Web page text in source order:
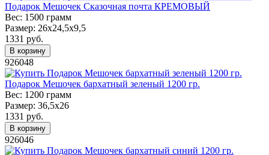
Подарок Мешочек Сказочная почта КРЕМОВЫЙ
Вес: 1500 грамм
Размер: 26х24,5х9,5
1331 руб.
В корзину
926048
Подарок Мешочек бархатный зеленый 1200 гр.
Вес: 1200 грамм
Размер: 36,5х26
1331 руб.
В корзину
926046